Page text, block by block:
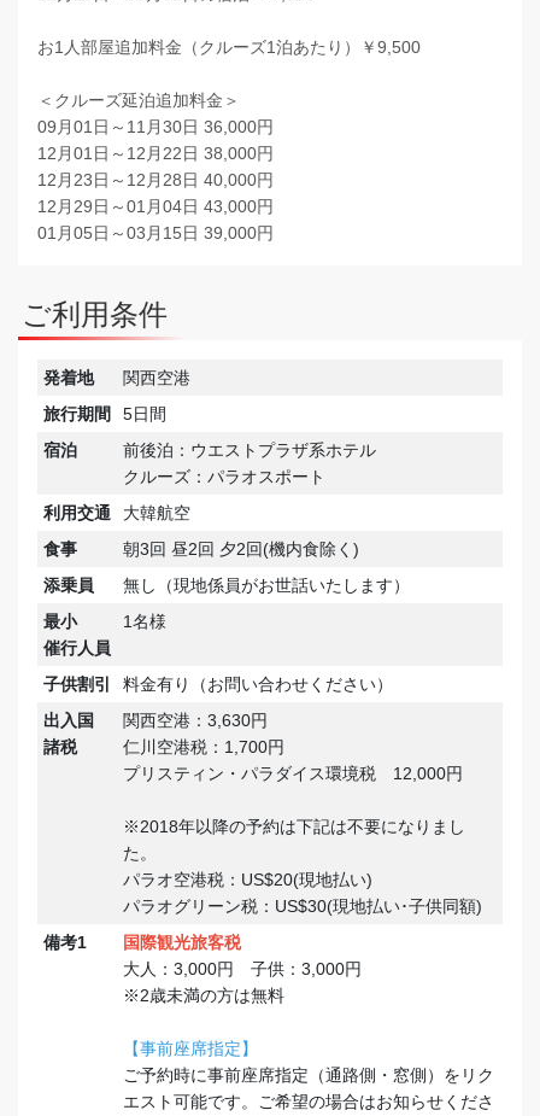
お1人部屋追加料金（クルーズ1泊あたり）￥9,500
＜クルーズ延泊追加料金＞
09月01日～11月30日 36,000円
12月01日～12月22日 38,000円
12月23日～12月28日 40,000円
12月29日～01月04日 43,000円
01月05日～03月15日 39,000円
ご利用条件
発着地
関西空港
旅行期間
5日間
宿泊
前後泊：ウエストプラザ系ホテル
クルーズ：パラオスポート
利用交通
大韓航空
食事
朝3回 昼2回 夕2回(機内食除く)
添乗員
無し（現地係員がお世話いたします）
最小
催行人員
1名様
子供割引
料金有り（お問い合わせください）
出入国
諸税
関西空港：3,630円
仁川空港税：1,700円
プリスティン・パラダイス環境税 12,000円
※2018年以降の予約は下記は不要になりまし
た。
パラオ空港税：US$20(現地払い)
パラオグリーン税：US$30(現地払い･子供同額)
備考1
国際観光旅客税
大人：3,000円 子供：3,000円
※2歳未満の方は無料
【事前座席指定】
ご予約時に事前座席指定（通路側・窓側）をリク
エスト可能です。ご希望の場合はお知らせくださ